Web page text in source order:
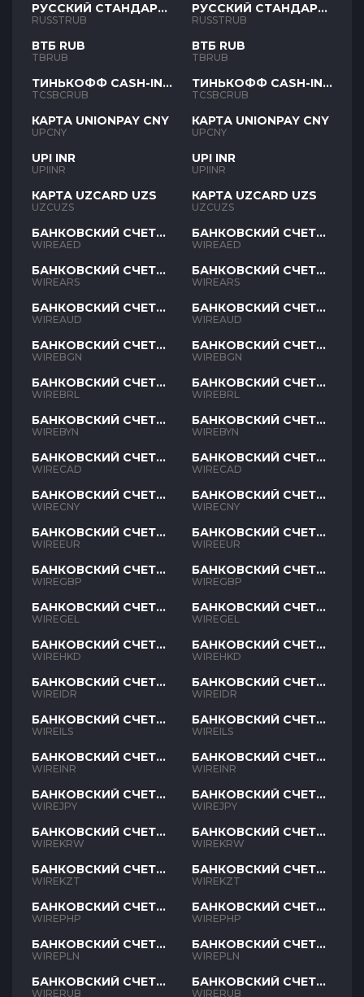
РУССКИЙ СТАНДАРТ
RUB
RUSSTRUB
ВТБ RUB
TBRUB
ТИНЬКОФФ CASH-IN
RUB
TCSBCRUB
КАРТА UNIONPAY CNY
UPCNY
UPI INR
UPIINR
КАРТА UZCARD UZS
UZCUZS
БАНКОВСКИЙ СЧЕТ
AED
WIREAED
БАНКОВСКИЙ СЧЕТ
ARS
WIREARS
БАНКОВСКИЙ СЧЕТ
AUD
WIREAUD
БАНКОВСКИЙ СЧЕТ
BGN
WIREBGN
БАНКОВСКИЙ СЧЕТ
BRL
WIREBRL
БАНКОВСКИЙ СЧЕТ
BYN
WIREBYN
БАНКОВСКИЙ СЧЕТ
CAD
WIRECAD
БАНКОВСКИЙ СЧЕТ
CNY
WIRECNY
БАНКОВСКИЙ СЧЕТ
EUR
WIREEUR
БАНКОВСКИЙ СЧЕТ
GBP
WIREGBP
БАНКОВСКИЙ СЧЕТ
GEL
WIREGEL
БАНКОВСКИЙ СЧЕТ
HKD
WIREHKD
БАНКОВСКИЙ СЧЕТ
IDR
WIREIDR
БАНКОВСКИЙ СЧЕТ
ILS
WIREILS
БАНКОВСКИЙ СЧЕТ
INR
WIREINR
БАНКОВСКИЙ СЧЕТ
JPY
WIREJPY
БАНКОВСКИЙ СЧЕТ
KRW
WIREKRW
БАНКОВСКИЙ СЧЕТ
KZT
WIREKZT
БАНКОВСКИЙ СЧЕТ
PHP
WIREPHP
БАНКОВСКИЙ СЧЕТ
PLN
WIREPLN
БАНКОВСКИЙ СЧЕТ
RUB
WIRERUB
РУССКИЙ СТАНДАРТ
RUB
RUSSTRUB
ВТБ RUB
TBRUB
ТИНЬКОФФ CASH-IN
RUB
TCSBCRUB
КАРТА UNIONPAY CNY
UPCNY
UPI INR
UPIINR
КАРТА UZCARD UZS
UZCUZS
БАНКОВСКИЙ СЧЕТ
AED
WIREAED
БАНКОВСКИЙ СЧЕТ
ARS
WIREARS
БАНКОВСКИЙ СЧЕТ
AUD
WIREAUD
БАНКОВСКИЙ СЧЕТ
BGN
WIREBGN
БАНКОВСКИЙ СЧЕТ
BRL
WIREBRL
БАНКОВСКИЙ СЧЕТ
BYN
WIREBYN
БАНКОВСКИЙ СЧЕТ
CAD
WIRECAD
БАНКОВСКИЙ СЧЕТ
CNY
WIRECNY
БАНКОВСКИЙ СЧЕТ
EUR
WIREEUR
БАНКОВСКИЙ СЧЕТ
GBP
WIREGBP
БАНКОВСКИЙ СЧЕТ
GEL
WIREGEL
БАНКОВСКИЙ СЧЕТ
HKD
WIREHKD
БАНКОВСКИЙ СЧЕТ
IDR
WIREIDR
БАНКОВСКИЙ СЧЕТ
ILS
WIREILS
БАНКОВСКИЙ СЧЕТ
INR
WIREINR
БАНКОВСКИЙ СЧЕТ
JPY
WIREJPY
БАНКОВСКИЙ СЧЕТ
KRW
WIREKRW
БАНКОВСКИЙ СЧЕТ
KZT
WIREKZT
БАНКОВСКИЙ СЧЕТ
PHP
WIREPHP
БАНКОВСКИЙ СЧЕТ
PLN
WIREPLN
БАНКОВСКИЙ СЧЕТ
RUB
WIRERUB